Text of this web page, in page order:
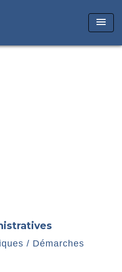
menu
/ Démarches